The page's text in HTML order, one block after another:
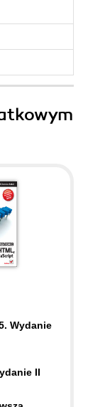
Wydanie
II